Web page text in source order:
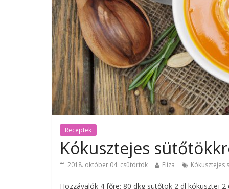
Receptek
Kókusztejes
2018. október 04. csütörtök Eliza Kókusztejes
Hozzávalók 4 főre: 80 dkg sütőtök 2 dl kókusztej